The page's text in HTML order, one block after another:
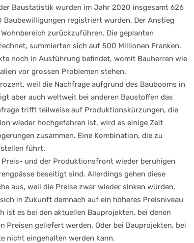
Baustatistik wurden im Jahr 2020 insgesamt 626
registriert wurden. Der Anstieg
zurückzuführen. Die geplanten
summierten sich auf 500 Millionen Franken.
noch in Ausführung befindet, womit Bauherren wie
vor grossen Problemen stehen.
weil die Nachfrage aufgrund des Baubooms in
aber auch weltweit bei anderen Baustoffen das
trifft teilweise auf Produktionskürzungen, die
wieder hochgefahren ist, wird es einige Zeit
zusammen. Eine Kombination, die zu
führt.
und der Produktionsfront wieder beruhigen
beseitigt sind. Allerdings gehen diese
aus, weil die Preise zwar wieder sinken würden,
in Zukunft demnach auf ein höheres Preisniveau
es bei den aktuellen Bauprojekten, bei denen
geliefert werden. Oder bei Bauprojekten, bei
nicht eingehalten werden kann.